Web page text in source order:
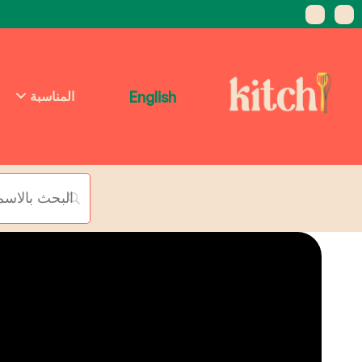
English المناسبة